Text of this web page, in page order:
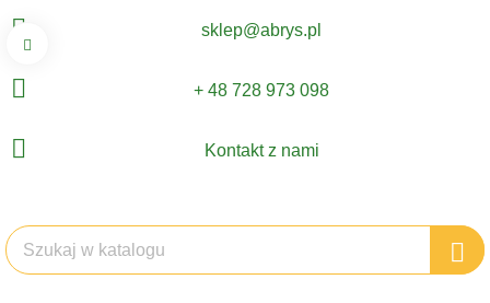
sklep@abrys.pl
+ 48 728 973 098
Kontakt z nami